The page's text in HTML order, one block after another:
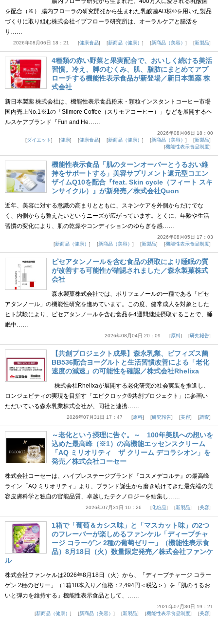
を配合（※） 腸内フローラの研究開発から生まれた乳酸菌AD株®を用いた製品
づくりに取り組む株式会社イブフローラ研究所は、オーラルケアと腸活を
サ……
2026年08月06日 18：21 健康食品 新商品（健康） 新商品（美容） 新製品
4種類の赤い野菜と果実配合で、おいしく続ける美活
習慣。冷え、脚のむくみ、肌、脂肪にまとめてアプ
ローチする機能性表示食品が新登場／新日本製薬 株
式会社
新日本製薬 株式会社は、機能性表示食品粉末・顆粒インスタントコーヒー市場
国内売上No.1※1の「Slimore Coffee（スリモアコーヒー）」などを展開するヘ
ルスケアブランド『Fun and He……
2026年08月06日 18：00
ダイエット
健康 健康食品 新商品（健康） 新商品（美容）
新製品
機能性表示食品制度
機能性表示食品「肌のターンオーバーとうるおい維
持をサポートする」美容サプリメント還元型コエン
ザイムQ10を配合『feat. Skin cycle（フィート スキ
ンサイクル）』が新発売／株式会社Quon
近年、美容に対する意識の高まりとともに、スキンケアを外側からだけでな
く、内側からも整えたいというニーズが広がっています。とくに、年齢や生活
習慣の変化により、肌の乾燥やコンディションのゆらぎを感……
2026年08月05日 17：03
新商品（健康）
新商品（美容） 新製品 機能性表示食品制度
ピセアタンノールを含む食品の摂取により睡眠の質
が改善する可能性が確認されました／森永製菓株式
会社
森永製菓株式会社では、ポリフェノールの一種である「ピセ
アタンノール」の機能性研究を進めています。この度、健常成人を対象とした
ヒト試験により、ピセアタンノールを含む食品を4週間継続摂取することで、睡
眠中……
2026年08月04日 20：09 原料 研究報告
【共創プロジェクト成果】森永乳業、ビフィズス菌
BB536配合ヨーグルトと生活習慣改善による「老化
速度の減速」の可能性を確認／株式会社Rhelixa
株式会社Rhelixaが展開する老化研究の社会実装を推進し、
ロンジェビティの実現を目指す「エピクロック®共創プロジェクト」に参画い
ただいている森永乳業株式会社が、同社と連携……
2026年07月31日 17：47 原料 研究報告 美容 調査
～老化という摂理に告ぐ。～ 100年美肌への想いを
込めた最高峰（※1）の高機能エッセンスクリーム
「AQ ミリオリティ ザ クリーム デコラシオン」を
発売／株式会社コーセー
株式会社コーセーは、ハイプレステージブランド『コスメデコルテ』の最高峰
ライン「AQ ミリオリティ」より、ブランド誕生から磨き続けてきた最先端の美
容皮膚科学と独自の官能品質、卓越したテクノロジーを結集し……
2026年07月31日 10：26 化粧品 新製品 美容
1箱で「葡萄＆カシス味」と「マスカット味」の2つ
のフレーバーが楽しめるファンケル「ディープチャ
ージ コラーゲン 2種の葡萄ゼリー」（機能性表示食
品）8月18日（火）数量限定発売／株式会社ファンケ
ル
株式会社ファンケルは2026年8月18日（火）から、「ディープチャージ コラー
ゲン 2種のゼリー」（1箱10本入り／価格：2,494円＜税込＞）を「肌のうるお
いと弾力を維持する」機能性表示食品として、……
2026年07月30日 19：21
新商品（健康）
新商品（美容） 新製品 機能性表示食品制度 美容